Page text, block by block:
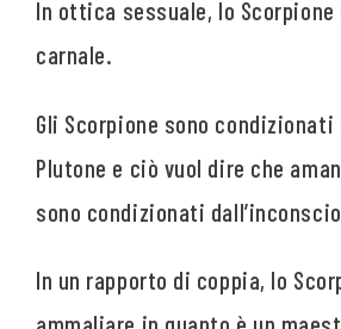
In ottica sessuale, lo Scorpione
carnale.
Gli Scorpione sono condizionati
Plutone e ciò vuol dire che
sono condizionati
In un rapporto di coppia, lo